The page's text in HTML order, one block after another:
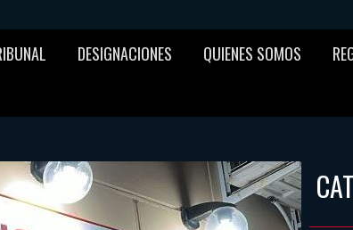
DESIGNACIONES QUIENES SOMOS